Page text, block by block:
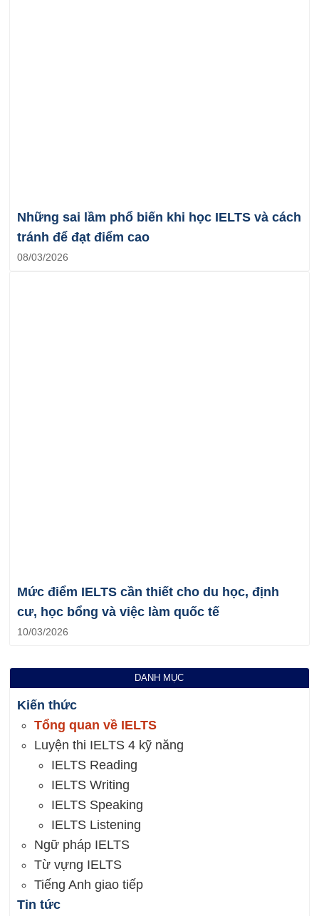
Những sai lầm phổ biến khi học IELTS và cách
tránh để đạt điểm cao
08/03/2026
Mức điểm IELTS cần thiết cho du học, định
cư, học bổng và việc làm quốc tế
10/03/2026
DANH MỤC
Kiến thức
Tổng quan về IELTS
Luyện thi IELTS 4 kỹ năng
IELTS Reading
IELTS Writing
IELTS Speaking
IELTS Listening
Ngữ pháp IELTS
Từ vựng IELTS
Tiếng Anh giao tiếp
Tin tức